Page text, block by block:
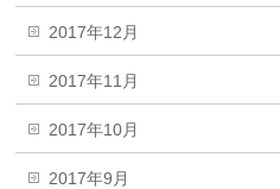
2017年12月
2017年11月
2017年10月
2017年9月